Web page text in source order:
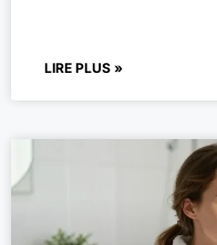
LIRE PLUS »